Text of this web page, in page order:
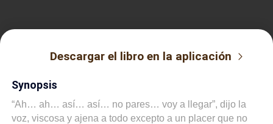
Descargar el libro en la aplicación
Synopsis
“Ah… ah… así… así… no pares… voy a llegar”, dijo la
voz, viscosa y ajena a todo excepto a un placer que no